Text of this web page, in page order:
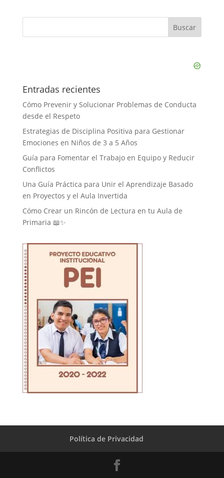
Entradas recientes
Cómo Prevenir y Solucionar Problemas de Conducta
desde el Respeto
Estrategias de Disciplina Positiva para Gestionar
Emociones en Niños de 3 a 5 Años
Guía para Fomentar el Trabajo en Equipo y Reducir
Conflictos
Una Guía Práctica para Unir el Aprendizaje Basado
en Proyectos y el Aula Invertida
Cómo Crear un Rincón de Lectura en tu Aula de
Primaria 📖✨
Política de Privacidad